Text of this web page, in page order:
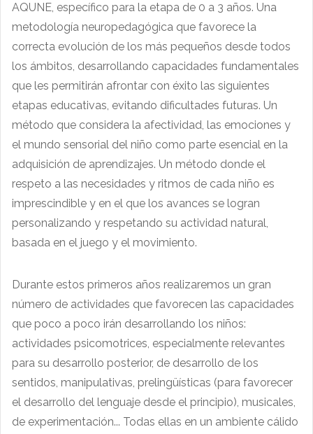
AQUNE, específico para la etapa de 0 a 3 años. Una
metodología neuropedagógica que favorece la
correcta evolución de los más pequeños desde todos
los ámbitos, desarrollando capacidades fundamentales
que les permitirán afrontar con éxito las siguientes
etapas educativas, evitando dificultades futuras. Un
método que considera la afectividad, las emociones y
el mundo sensorial del niño como parte esencial en la
adquisición de aprendizajes. Un método donde el
respeto a las necesidades y ritmos de cada niño es
imprescindible y en el que los avances se logran
personalizando y respetando su actividad natural,
basada en el juego y el movimiento.
Durante estos primeros años realizaremos un gran
número de actividades que favorecen las capacidades
que poco a poco irán desarrollando los niños:
actividades psicomotrices, especialmente relevantes
para su desarrollo posterior, de desarrollo de los
sentidos, manipulativas, prelingüísticas (para favorecer
el desarrollo del lenguaje desde el principio), musicales,
de experimentación... Todas ellas en un ambiente cálido